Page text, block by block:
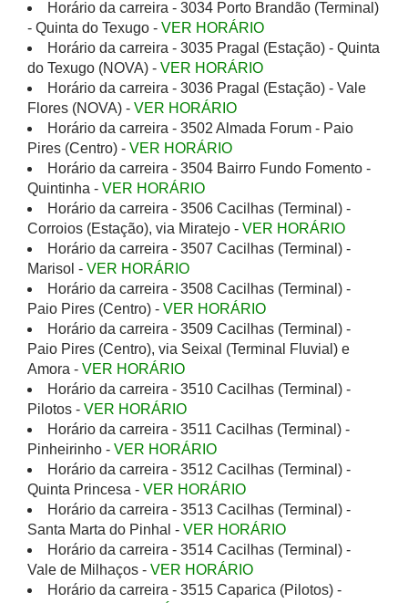
Horário da carreira - 3034 Porto Brandão (Terminal)
- Quinta do Texugo - VER HORÁRIO
Horário da carreira - 3035 Pragal (Estação) - Quinta
do Texugo (NOVA) - VER HORÁRIO
Horário da carreira - 3036 Pragal (Estação) - Vale
Flores (NOVA) - VER HORÁRIO
Horário da carreira - 3502 Almada Forum - Paio
Pires (Centro) - VER HORÁRIO
Horário da carreira - 3504 Bairro Fundo Fomento -
Quintinha - VER HORÁRIO
Horário da carreira - 3506 Cacilhas (Terminal) -
Corroios (Estação), via Miratejo - VER HORÁRIO
Horário da carreira - 3507 Cacilhas (Terminal) -
Marisol - VER HORÁRIO
Horário da carreira - 3508 Cacilhas (Terminal) -
Paio Pires (Centro) - VER HORÁRIO
Horário da carreira - 3509 Cacilhas (Terminal) -
Paio Pires (Centro), via Seixal (Terminal Fluvial) e
Amora - VER HORÁRIO
Horário da carreira - 3510 Cacilhas (Terminal) -
Pilotos - VER HORÁRIO
Horário da carreira - 3511 Cacilhas (Terminal) -
Pinheirinho - VER HORÁRIO
Horário da carreira - 3512 Cacilhas (Terminal) -
Quinta Princesa - VER HORÁRIO
Horário da carreira - 3513 Cacilhas (Terminal) -
Santa Marta do Pinhal - VER HORÁRIO
Horário da carreira - 3514 Cacilhas (Terminal) -
Vale de Milhaços - VER HORÁRIO
Horário da carreira - 3515 Caparica (Pilotos) -